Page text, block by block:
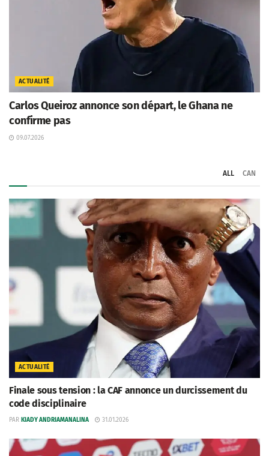
ACTUALITÉ
Carlos Queiroz annonce son départ, le Ghana ne
confirme pas
09.07.2026
ALL CAN
ACTUALITÉ
Finale sous tension : la CAF annonce un durcissement du
code disciplinaire
PAR KIADY ANDRIAMANALINA 31.01.2026